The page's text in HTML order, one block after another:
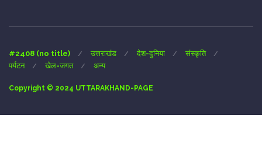
#2408 (no title) उत्तराखंड देश-दुनिया
संस्कृति
पर्यटन
खेल-जगत अन्य
Copyright © 2024 UTTARAKHAND-PAGE